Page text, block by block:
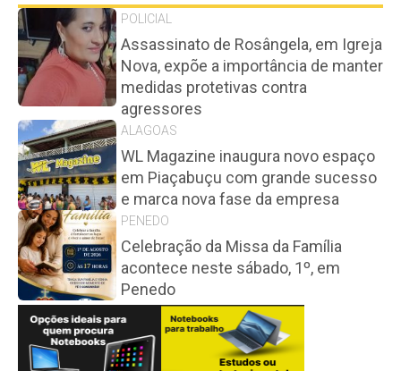
POLICIAL
Assassinato de Rosângela, em Igreja
Nova, expõe a importância de manter
medidas protetivas contra
agressores
ALAGOAS
WL Magazine inaugura novo espaço
em Piaçabuçu com grande sucesso
e marca nova fase da empresa
PENEDO
Celebração da Missa da Família
acontece neste sábado, 1º, em
Penedo